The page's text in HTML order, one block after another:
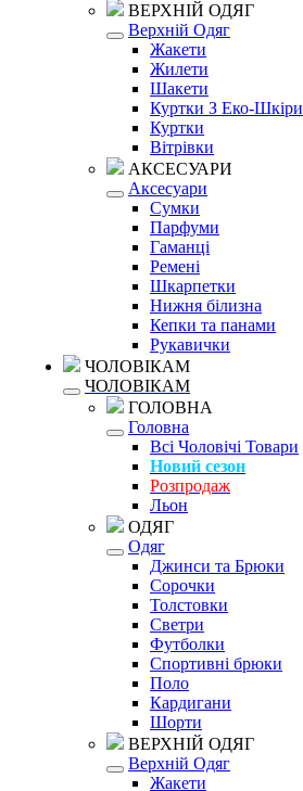
ВЕРХНІЙ ОДЯГ
Верхній Одяг
Жакети
Жилети
Шакети
Куртки З Еко-Шкіри
Куртки
Вітрівки
АКСЕСУАРИ
Аксесуари
Сумки
Парфуми
Гаманці
Ремені
Шкарпетки
Нижня білизна
Кепки та панами
Рукавички
ЧОЛОВІКАМ
ЧОЛОВІКАМ
ГОЛОВНА
Головна
Всі Чоловічі Товари
Новий сезон
Розпродаж
Льон
ОДЯГ
Одяг
Джинси та Брюки
Сорочки
Толстовки
Светри
Футболки
Спортивні брюки
Поло
Кардигани
Шорти
ВЕРХНІЙ ОДЯГ
Верхній Одяг
Жакети